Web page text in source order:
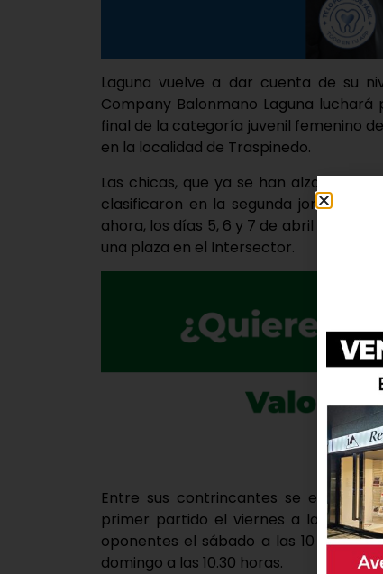
Laguna vuelve a dar cuenta de su
Company Balonmano Laguna
final de la categoría juvenil femenino
en la localidad de Traspinedo.
Las chicas, que ya se han alzado
clasificaron en la segunda jornada
ahora, los días 5, 6 y 7 de abril
una plaza en el Intersector.
Entre sus contrincantes se
primer partido el viernes a las 17
oponentes el sábado a las 10 horas;
domingo a las 10.30 horas.